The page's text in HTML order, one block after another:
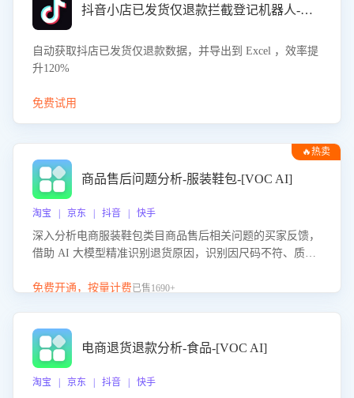
抖音小店已发货仅退款拦截登记机器人-八爪鱼
自动获取抖店已发货仅退款数据，并导出到 Excel ，效率提
升120%
免费试用
🔥热卖
商品售后问题分析-服装鞋包-[VOC AI]
淘宝 | 京东 | 抖音 | 快手
深入分析电商服装鞋包类目商品售后相关问题的买家反馈，
借助 AI 大模型精准识别退货原因，识别因尺码不符、质量
议，助力商家优化产品或服务，实现销售额的显著提升。
免费开通，按量计费已售1690+
电商退货退款分析-食品-[VOC AI]
淘宝 | 京东 | 抖音 | 快手